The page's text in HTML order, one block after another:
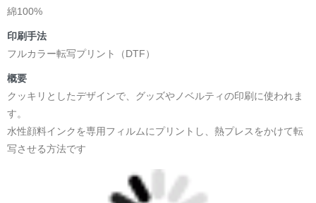
綿100%
印刷手法
フルカラー転写プリント（DTF）
概要
クッキリとしたデザインで、グッズやノベルティの印刷に使われま
す。
水性顔料インクを専用フィルムにプリントし、熱プレスをかけて転
写させる方法です